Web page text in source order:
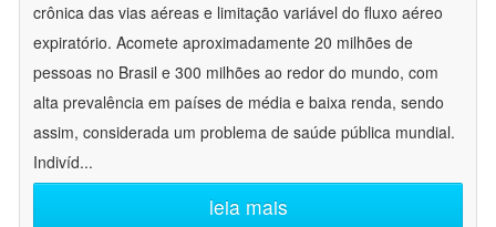
crônica das vias aéreas e limitação variável do fluxo aéreo
expiratório. Acomete aproximadamente 20 milhões de
pessoas no Brasil e 300 milhões ao redor do mundo, com
alta prevalência em países de média e baixa renda, sendo
assim, considerada um problema de saúde pública mundial.
Indivíd...
leia mais